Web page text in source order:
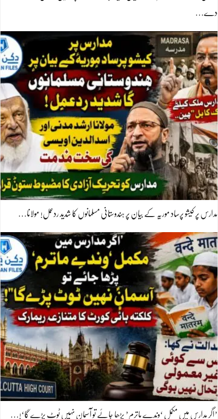
دے…
مدارس پر کیشو پرساد موریہ کے بیان پر ہندوستانی مسلمانوں کا شدید ردعمل! مولانا…
’اگر مدارس میں مکمل ‘وندے ماترم’ پڑھا جائے تو آسمان نہیں ٹوٹ پڑے گا‘!…